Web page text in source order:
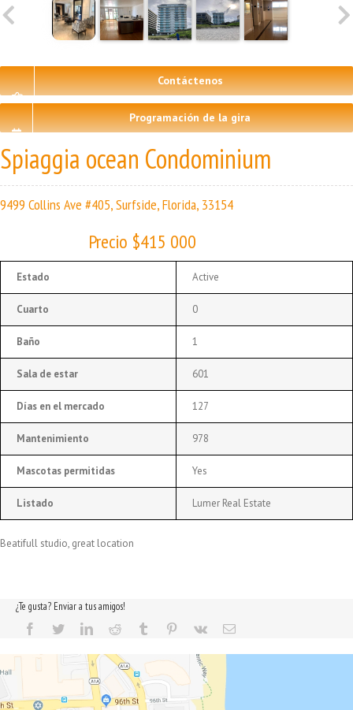
Contáctenos
Programación de la gira
Spiaggia ocean Condominium
9499 Collins Ave #405, Surfside, Florida, 33154
Precio $415 000
Estado Active
Cuarto 0
Baño 1
Sala de estar 601
Días en el mercado 127
Mantenimiento 978
Mascotas permitidas Yes
Listado Lumer Real Estate
Beatifull studio, great location
¿Te gusta? Enviar a tus amigos!